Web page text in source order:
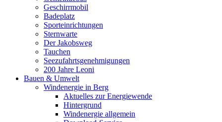
Geschirrmobil
Badeplatz
Sporteinrichtungen
Sternwarte
Der Jakobsweg
Tauchen
Seezufahrtsgenehmigungen
200 Jahre Leoni
Bauen & Umwelt
Windenergie in Berg
Aktuelles zur Energiewende
Hintergrund
Windenergie allgemein